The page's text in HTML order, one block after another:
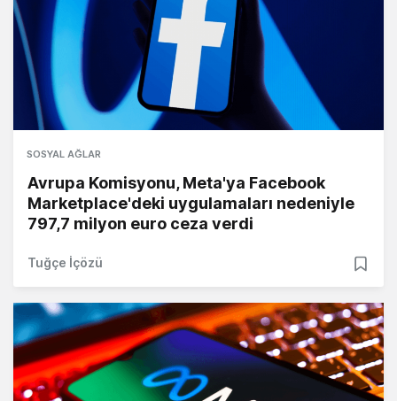
SOSYAL AĞLAR
Avrupa Komisyonu, Meta'ya Facebook
Marketplace'deki uygulamaları nedeniyle
797,7 milyon euro ceza verdi
Tuğçe İçözü